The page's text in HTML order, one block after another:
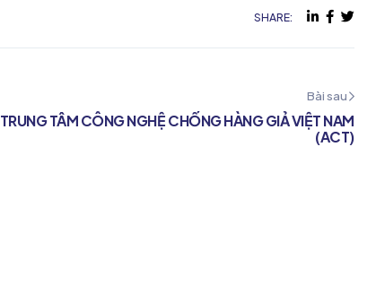
SHARE:
Bài sau
TRUNG TÂM CÔNG NGHỆ CHỐNG HÀNG GIẢ VIỆT NAM
(ACT)